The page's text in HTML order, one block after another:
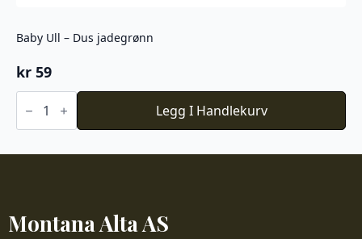
Baby Ull – Dus jadegrønn
kr 59
Baby
Ull
Dus
Legg I Handlekurv
Montana Alta AS